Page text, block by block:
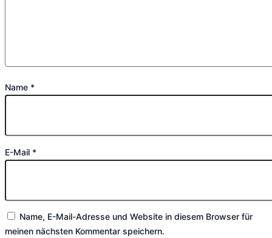
Name *
E-Mail *
Name, E-Mail-Adresse und Website in diesem Browser für
meinen nächsten Kommentar speichern.